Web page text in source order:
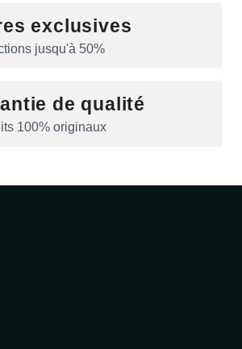
exclusives
jusqu'à 50%
de qualité
100% originaux